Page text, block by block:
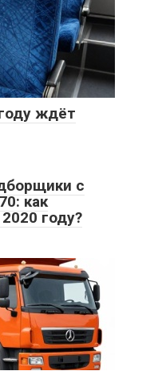
ждёт
с
как
году?